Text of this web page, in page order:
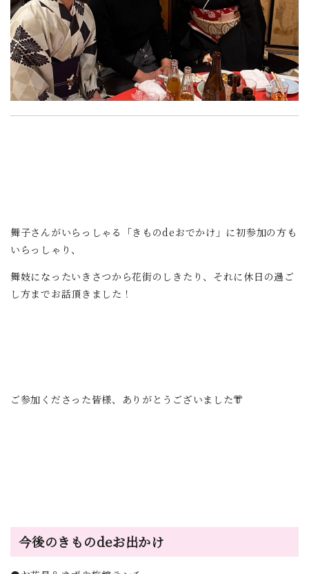
舞子さんがいらっしゃる「きものdeおでかけ」に初参加の方も
いらっしゃり、
舞妓になったいきさつから花街のしきたり、それに休日の過ご
し方までお話頂きました！
ご参加くださった皆様、ありがとうございました👘
今後のきものdeお出かけ